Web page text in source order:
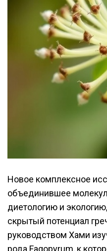
Новое комплексное
объединившее
диетологию и
скрытый потенциал
руководством Хами
рода Fagopyrum, к